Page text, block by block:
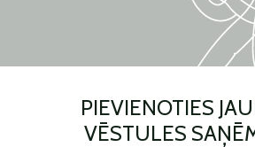
PIEVIENOTIES
VĒSTULES